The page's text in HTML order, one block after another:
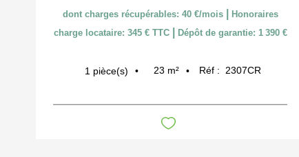
dont charges récupérables: 40 €/mois
Honoraires
charge locataire: 345 € TTC
Dépôt de garantie: 1 390 €
1 pièce(s) 23 m² Réf : 2307CR